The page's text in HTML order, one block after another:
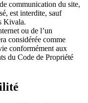
communication du site,
est interdite, sauf
Kivala.
ou de l’un
considérée comme
conformément aux
du Code de Propriété